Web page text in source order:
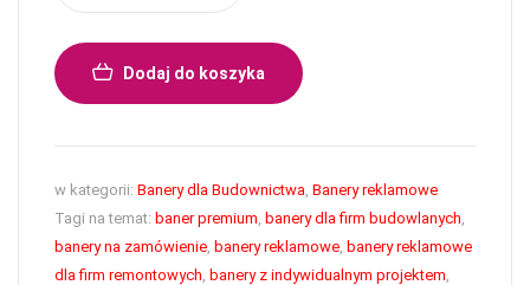
Dodaj do koszyka
w kategorii: Banery dla Budownictwa Banery reklamowe
Tagi na temat: baner premium banery dla firm budowlanych
banery na zamówienie banery reklamowe banery reklamowe
dla firm remontowych banery z indywidualnym projektem